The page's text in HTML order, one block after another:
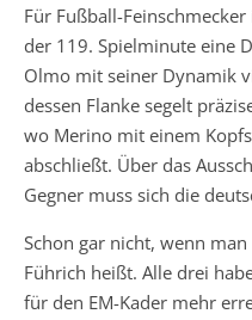
Für Fußball-
der 119. Spielminute eine
Olmo mit seiner Dynamik
dessen Flanke segelt
wo Merino mit einem
abschließt. Über das
Gegner muss sich die
Schon gar nicht, wenn
Führich heißt. Alle drei
für den EM-Kader mehr